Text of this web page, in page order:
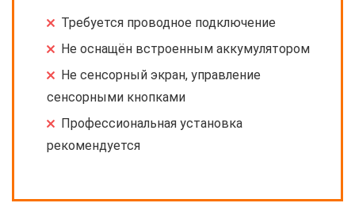
Требуется проводное подключение
Не оснащён встроенным аккумулятором
Не сенсорный экран, управление
сенсорными кнопками
Профессиональная установка
рекомендуется